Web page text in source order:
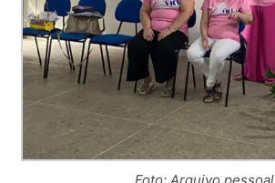
Foto: Arquivo pessoal